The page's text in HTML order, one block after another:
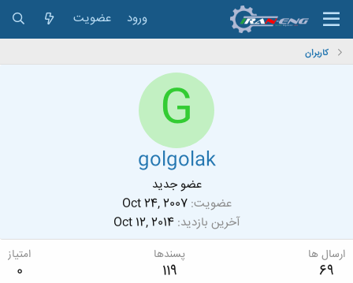
ورود عضویت
کاربران
G
golgolak
عضو جدید
عضویت Oct 24, 2007
آخرین بازدید Oct 12, 2014
ارسال ها
69
پسندها
119
امتیاز
0